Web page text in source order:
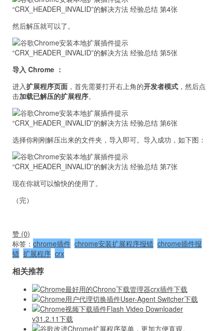
然后解压就可以了。
导入 Chrome ：
进入扩展程序页面 ，首先需要打开右上角的开发者模式 ，然后点
击加载已解压的扩展程序。
选择你刚刚解压出来的文件夹，导入即可。导入成功，如下图：
现在你就可以愉快的使用了。
（完）
赞 (0)
标签： chrome插件 chrome安装扩展程序报错 chrome插件报
错 扩展程序 crx
相关推荐
Chrome最好用的Chrono下载管理器crx插件下载
Chrome用户代理切换插件User-Agent Switcher下载
Chrome视频下载插件Flash Video Downloader
v31.2.11下载
谷歌改进Chrome扩展程序菜单，更加方便直观。